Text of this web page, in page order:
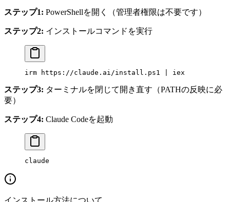
ステップ1: PowerShellを開く（管理者権限は不要です）
ステップ2: インストールコマンドを実行
irm https: //claude.ai/install.ps1 iex
ステップ3: ターミナルを閉じて開き直す（PATHの反映に必
要）
ステップ4: Claude Codeを起動
claude